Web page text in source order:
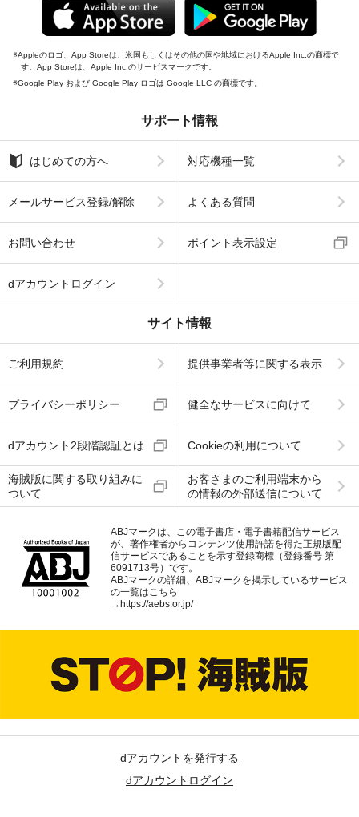
Appleのロゴ、App Storeは、米国もしくはその他の国や地域におけるApple Inc.の商標で
す。App Storeは、Apple Inc.のサービスマークです。
Google Play および Google Play ロゴは Google LLC の商標です。
サポート情報
はじめての方へ 対応機種一覧
メールサービス登録/解除 よくある質問
お問い合わせ ポイント表示設定
dアカウントログイン
サイト情報
ご利用規約 提供事業者等に関する表示
プライバシーポリシー 健全なサービスに向けて
dアカウント2段階認証とは Cookieの利用について
海賊版に関する取り組みに
ついて
お客さまのご利用端末から
の情報の外部送信について
ABJマークは、この電子書店・電子書籍配信サービス
が、著作権者からコンテンツ使用許諾を得た正規版配
信サービスであることを示す登録商標（登録番号 第
6091713号）です。
ABJマークの詳細、ABJマークを掲示しているサービス
の一覧はこちら
→ https://aebs.or.jp/
dアカウントを発行する
dアカウントログイン